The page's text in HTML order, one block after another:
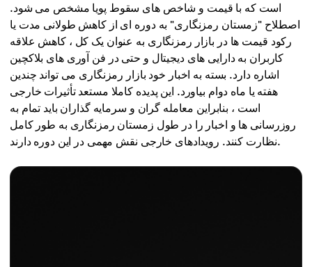
است که با قیمت و شاخص های سقوط پویا مشخص می شود.
اصطلاح "زمستان رمزنگاری" به دوره ای از کاهش طولانی مدت یا
رکود قیمت ها در بازار رمزنگاری به عنوان یک کل ، کاهش علاقه
کاربران به دارایی های دیجیتال و حتی در فن آوری های بلاکچین
اشاره دارد. بسته به اخبار خود بازار رمزنگاری می تواند چندین
هفته یا ماه دوام بیاورد. این پدیده کاملا مستعد تأثیرات خارجی
است ، بنابراین معامله گران و سرمایه گذاران باید تمام به
روزرسانی ها و اخبار را در طول زمستان رمزنگاری به طور کامل
نظارت کنند. رویدادهای خارجی نقش مهمی در این دوره دارند.